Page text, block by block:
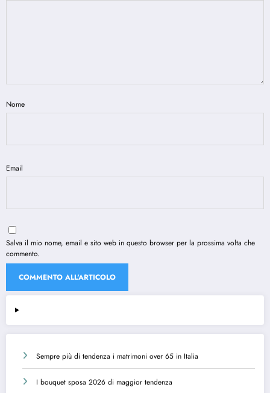
Nome
Email
Salva il mio nome, email e sito web in questo browser per la prossima volta che
commento.
Sempre più di tendenza i matrimoni over 65 in Italia
I bouquet sposa 2026 di maggior tendenza